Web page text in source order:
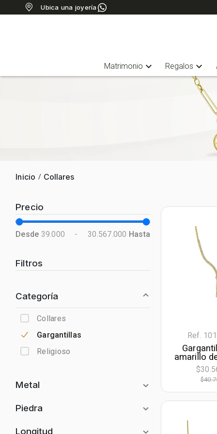
Ubica una joyería
Matrimonio expand_more Regalos expand_more
Inicio / Collares
Precio
Desde 39.000 - 30.567.000 Hasta
Filtros
Categoría
Collares
Gargantillas
Religioso
Metal
Oro Amarillo
Piedra
Diamante de Laboratorio
Longitud
Ref.
amarillo
con
largo, 3